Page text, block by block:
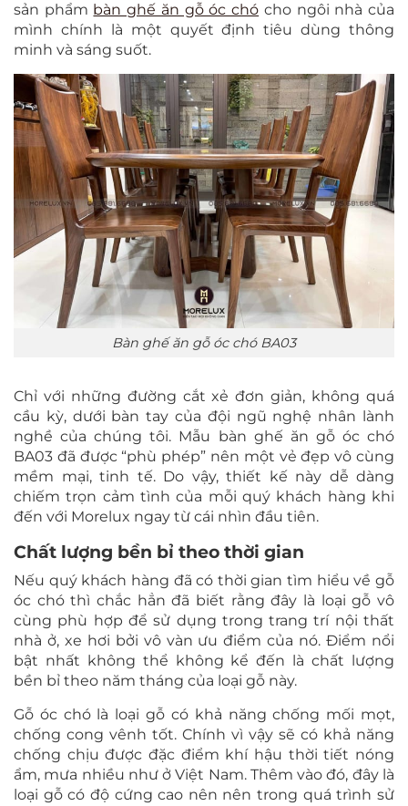
sản phẩm bàn ghế ăn gỗ óc chó cho ngôi nhà của
mình chính là một quyết định tiêu dùng thông
minh và sáng suốt.
Bàn ghế ăn gỗ óc chó BA03
Chỉ với những đường cắt xẻ đơn giản, không quá
cầu kỳ, dưới bàn tay của đội ngũ nghệ nhân lành
nghề của chúng tôi. Mẫu bàn ghế ăn gỗ óc chó
BA03 đã được “phù phép” nên một vẻ đẹp vô cùng
mềm mại, tinh tế. Do vậy, thiết kế này dễ dàng
chiếm trọn cảm tình của mỗi quý khách hàng khi
đến với Morelux ngay từ cái nhìn đầu tiên.
Chất lượng bền bỉ theo thời gian
Nếu quý khách hàng đã có thời gian tìm hiểu về gỗ
óc chó thì chắc hẳn đã biết rằng đây là loại gỗ vô
cùng phù hợp để sử dụng trong trang trí nội thất
nhà ở, xe hơi bởi vô vàn ưu điểm của nó. Điểm nổi
bật nhất không thể không kể đến là chất lượng
bền bỉ theo năm tháng của loại gỗ này.
Gỗ óc chó là loại gỗ có khả năng chống mối mọt,
chống cong vênh tốt. Chính vì vậy sẽ có khả năng
chống chịu được đặc điểm khí hậu thời tiết nóng
ẩm, mưa nhiều như ở Việt Nam. Thêm vào đó, đây là
loại gỗ có độ cứng cao nên nên trong quá trình sử